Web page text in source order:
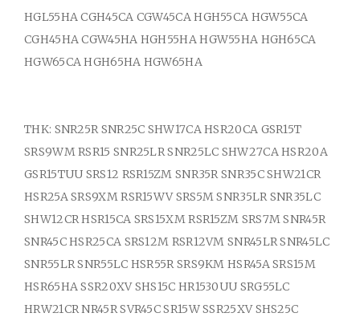
HGL55HA CGH45CA CGW45CA HGH55CA HGW55CA
CGH45HA CGW45HA HGH55HA HGW55HA HGH65CA
HGW65CA HGH65HA HGW65HA
THK: SNR25R SNR25C SHW17CA HSR20CA GSR15T
SRS9WM RSR15 SNR25LR SNR25LC SHW27CA HSR20A
GSR15TUU SRS12 RSR15ZM SNR35R SNR35C SHW21CR
HSR25A SRS9XM RSR15WV SRS5M SNR35LR SNR35LC
SHW12CR HSR15CA SRS15XM RSR15ZM SRS7M SNR45R
SNR45C HSR25CA SRS12M RSR12VM SNR45LR SNR45LC
SNR55LR SNR55LC HSR55R SRS9KM HSR45A SRS15M
HSR65HA SSR20XV SHS15C HR1530UU SRG55LC
HRW21CR NR45R SVR45C SR15W SSR25XV SHS25C